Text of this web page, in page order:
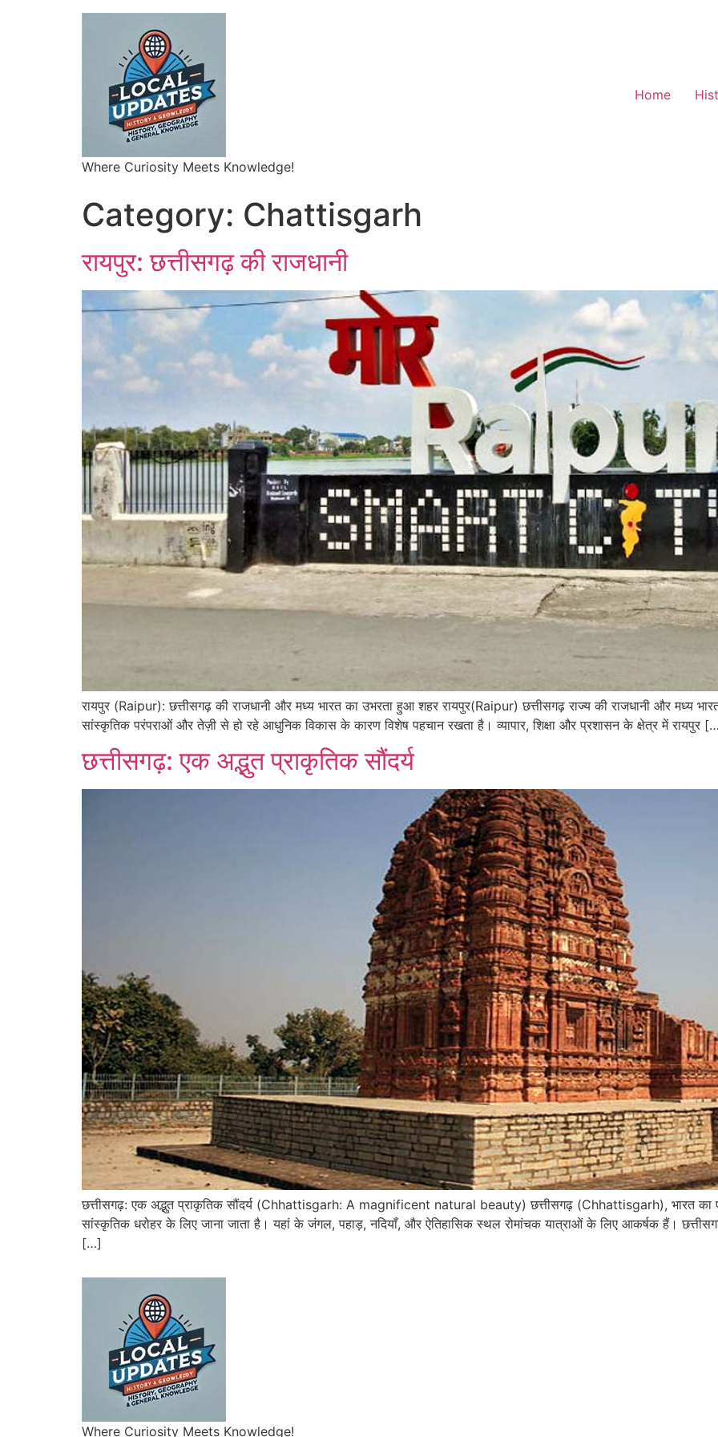
Where Curiosity Meets Knowledge!
Home
Category: Chattisgarh
रायपुर: छत्तीसगढ़ की राजधानी
रायपुर (Raipur): छत्तीसगढ़ की राजधानी और मध्य भारत का उभरता हुआ शहर रायपुर(Raipur) छत्तीसगढ़ राज्य की राजधानी और मध्य
सांस्कृतिक परंपराओं और तेज़ी से हो रहे आधुनिक विकास के कारण विशेष पहचान रखता है। व्यापार, शिक्षा और प्रशासन के क्षेत्र में रायपुर
छत्तीसगढ़: एक अद्भुत प्राकृतिक सौंदर्य
छत्तीसगढ़: एक अद्भुत प्राकृतिक सौंदर्य (Chhattisgarh: A magnificent natural beauty) छत्तीसगढ़ (Chhattisgarh), भारत का
सांस्कृतिक धरोहर के लिए जाना जाता है। यहां के जंगल, पहाड़, नदियाँ, और ऐतिहासिक स्थल रोमांचक यात्राओं के लिए आकर्षक हैं।
[…]
Where Curiosity Meets Knowledge!